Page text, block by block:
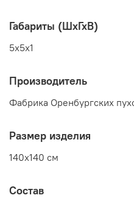
Габариты (ШхГхВ)
5x5x1
Производитель
Фабрика Оренбургских
Размер изделия
140x140 см
Состав